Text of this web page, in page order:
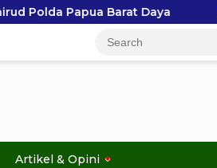
Penangkapan Hiu di
Artikel & Opini